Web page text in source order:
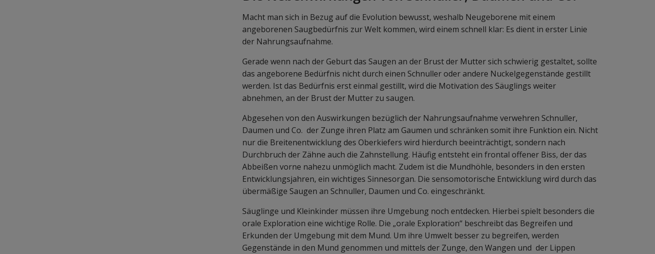
Macht man sich in Bezug auf die Evolution bewusst, weshalb Neugeborene mit einem
angeborenen Saugbedürfnis zur Welt kommen, wird einem schnell klar: Es dient in erster Linie
der Nahrungsaufnahme.
Gerade wenn nach der Geburt das Saugen an der Brust der Mutter sich schwierig gestaltet, sollte
das angeborene Bedürfnis nicht durch einen Schnuller oder andere Nuckelgegenstände gestillt
werden. Ist das Bedürfnis erst einmal gestillt, wird die Motivation des Säuglings weiter
abnehmen, an der Brust der Mutter zu saugen.
Abgesehen von den Auswirkungen bezüglich der Nahrungsaufnahme verwehren Schnuller,
Daumen und Co. der Zunge ihren Platz am Gaumen und schränken somit ihre Funktion ein. Nicht
nur die Breitenentwicklung des Oberkiefers wird hierdurch beeinträchtigt, sondern nach
Durchbruch der Zähne auch die Zahnstellung. Häufig entsteht ein frontal offener Biss, der das
Abbeißen vorne nahezu unmöglich macht. Zudem ist die Mundhöhle, besonders in den ersten
Entwicklungsjahren, ein wichtiges Sinnesorgan. Die sensomotorische Entwicklung wird durch das
übermäßige Saugen an Schnuller, Daumen und Co. eingeschränkt.
Säuglinge und Kleinkinder müssen ihre Umgebung noch entdecken. Hierbei spielt besonders die
orale Exploration eine wichtige Rolle. Die „orale Exploration“ beschreibt das Begreifen und
Erkunden der Umgebung mit dem Mund. Um ihre Umwelt besser zu begreifen, werden
Gegenstände in den Mund genommen und mittels der Zunge, den Wangen und der Lippen